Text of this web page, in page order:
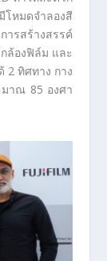
โหมดจำลองสี
ารสร้างสรรค์
ล้องฟิล์ม และ
2 ทิศทาง กาง
มาณ 85 องศา